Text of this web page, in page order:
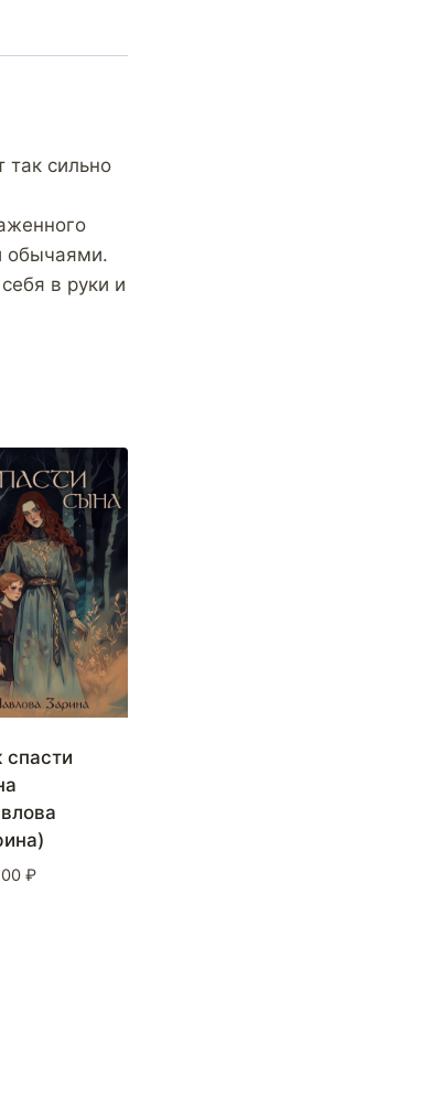
так сильно
обычаями.
в руки и
спасти
₽